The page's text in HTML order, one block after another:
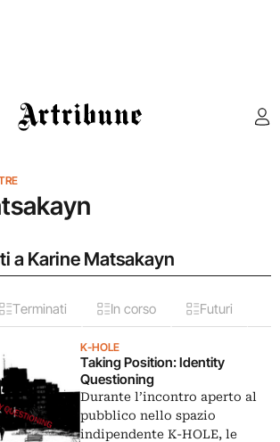
Artribune
a Karine Matsakayn
Terminati In corso Futuri
K-HOLE
Taking Position: Identity
Questioning
Durante l’incontro aperto al
pubblico nello spazio
indipendente K-HOLE, le